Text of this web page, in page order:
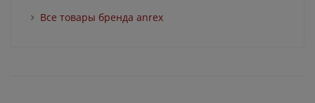
Все товары бренда anrex